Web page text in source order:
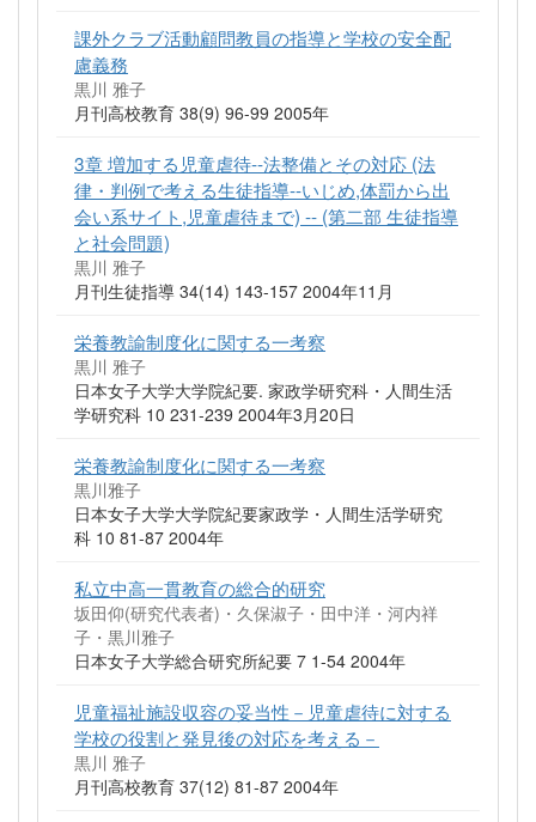
課外クラブ活動顧問教員の指導と学校の安全配
慮義務
黒川 雅子
月刊高校教育 38(9) 96-99 2005年
3章 増加する児童虐待--法整備とその対応 (法
律・判例で考える生徒指導--いじめ,体罰から出
会い系サイト,児童虐待まで) -- (第二部 生徒指導
と社会問題)
黒川 雅子
月刊生徒指導 34(14) 143-157 2004年11月
栄養教諭制度化に関する一考察
黒川 雅子
日本女子大学大学院紀要. 家政学研究科・人間生活
学研究科 10 231-239 2004年3月20日
栄養教諭制度化に関する一考察
黒川雅子
日本女子大学大学院紀要家政学・人間生活学研究
科 10 81-87 2004年
私立中高一貫教育の総合的研究
坂田仰(研究代表者)・久保淑子・田中洋・河内祥
子・黒川雅子
日本女子大学総合研究所紀要 7 1-54 2004年
児童福祉施設収容の妥当性－児童虐待に対する
学校の役割と発見後の対応を考える－
黒川 雅子
月刊高校教育 37(12) 81-87 2004年